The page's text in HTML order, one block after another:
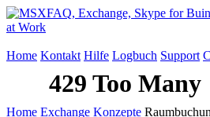
Home Kontakt Hilfe Logbuch Support
Home Exchange Konzepte